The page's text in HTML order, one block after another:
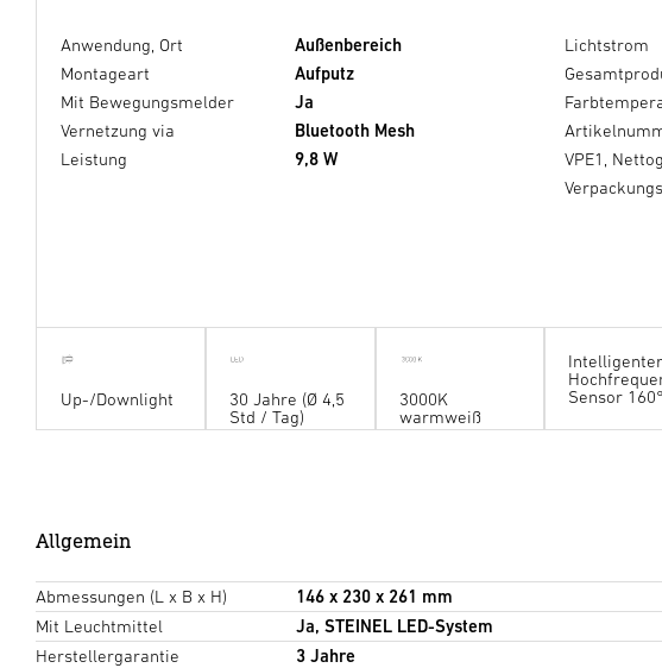
Anwendung, Ort
Außenbereich
Montageart
Aufputz
Mit Bewegungsmelder
Ja
Vernetzung via
Bluetooth Mesh
Leistung
9,8 W
Lichtstrom
VPE1,
Up-/Downlight
30 Jahre (Ø 4,5
Std / Tag)
3000K
warmweiß
Intelligenter
Sensor 160°
Allgemein
Abmessungen (L x B x H)
146 x 230 x 261 mm
Mit Leuchtmittel
Ja, STEINEL LED-System
Herstellergarantie
3 Jahre